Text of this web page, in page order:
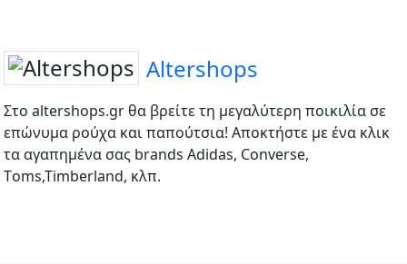
Altershops
Στο altershops.gr θα βρείτε τη μεγαλύτερη ποικιλία σε
επώνυμα ρούχα και παπούτσια! Αποκτήστε με ένα κλικ
τα αγαπημένα σας brands Adidas, Converse,
Τoms,Timberland, κλπ.